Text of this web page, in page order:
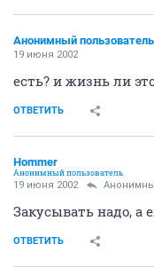
Анонимный пользователь
19 июня 2002
есть? и жизнь ли
ОТВЕТИТЬ
Hommer
Анонимный пользователь
19 июня 2002
Закусывать надо, а
ОТВЕТИТЬ